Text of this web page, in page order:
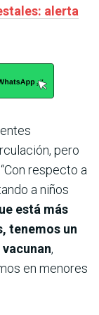
alerta
pero
respecto a
a niños
está más
tenemos un
,
en menores